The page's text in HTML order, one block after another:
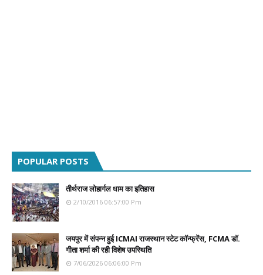
POPULAR POSTS
तीर्थराज लोहार्गल धाम का इतिहास
2/10/2016 06:57:00 Pm
जयपुर में संपन्न हुई ICMAI राजस्थान स्टेट कॉन्फ्रेंस, FCMA डॉ.
गीता शर्मा की रही विशेष उपस्थिति
7/06/2026 06:06:00 Pm